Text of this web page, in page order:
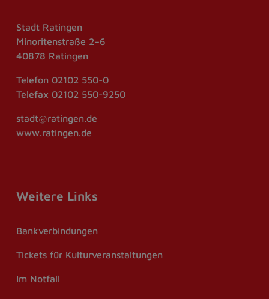
Stadt Ratingen
Minoritenstraße 2–6
40878 Ratingen
Telefon 02102 550-0
Telefax 02102 550-9250
stadt@ratingen.de
www.ratingen.de
Weitere Links
Bankverbindungen
Tickets für Kulturveranstaltungen
Im Notfall